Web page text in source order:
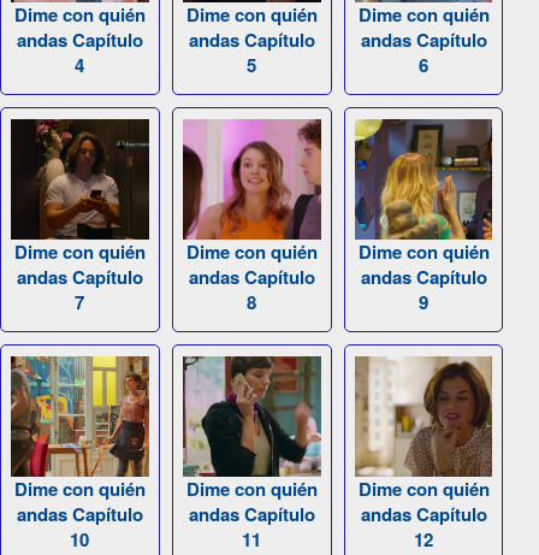
Dime con quién
andas Capítulo
4
Dime con quién
andas Capítulo
5
Dime con quién
andas Capítulo
6
Dime con quién
andas Capítulo
7
Dime con quién
andas Capítulo
8
Dime con quién
andas Capítulo
9
Dime con quién
andas Capítulo
10
Dime con quién
andas Capítulo
11
Dime con quién
andas Capítulo
12